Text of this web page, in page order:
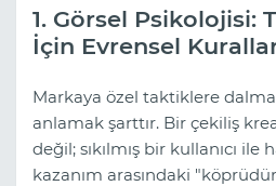
1. Görsel Psikolojisi:
İçin Evrensel
Markaya özel taktiklere
anlamak şarttır. Bir çekiliş
değil; sıkılmış bir kullanıcı
kazanım arasındaki